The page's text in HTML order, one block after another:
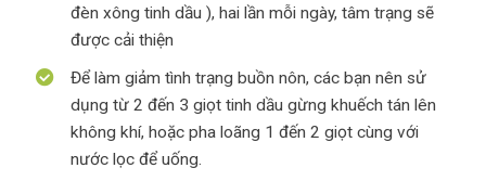
đèn xông tinh dầu ), hai lần mỗi ngày, tâm trạng sẽ
được cải thiện
Để làm giảm tình trạng buồn nôn, các bạn nên sử
dụng từ 2 đến 3 giọt tinh dầu gừng khuếch tán lên
không khí, hoặc pha loãng 1 đến 2 giọt cùng với
nước lọc để uống.